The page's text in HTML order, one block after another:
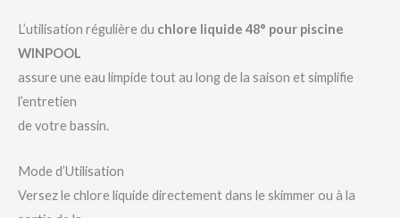
L’utilisation régulière du chlore liquide 48° pour piscine
WINPOOL
assure une eau limpide tout au long de la saison et simplifie
l’entretien
de votre bassin.
Mode d’Utilisation
Versez le chlore liquide directement dans le skimmer ou à la